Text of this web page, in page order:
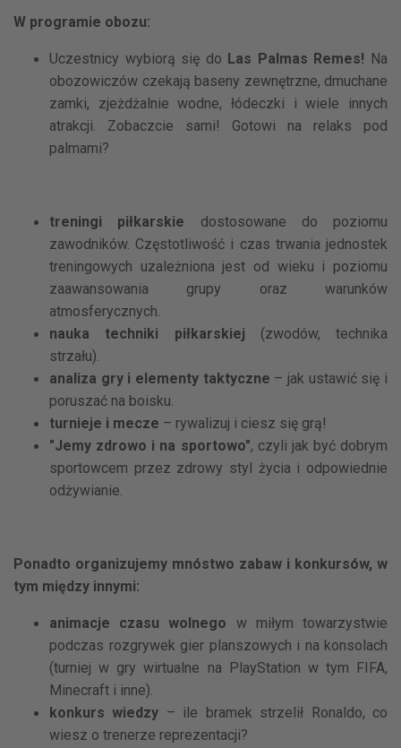
W programie obozu:
Uczestnicy wybiorą się do Las Palmas Remes! Na
obozowiczów czekają baseny zewnętrzne, dmuchane
zamki, zjeżdżalnie wodne, łódeczki i wiele innych
atrakcji. Zobaczcie sami! Gotowi na relaks pod
palmami?
treningi piłkarskie dostosowane do poziomu
zawodników. Częstotliwość i czas trwania jednostek
treningowych uzależniona jest od wieku i poziomu
zaawansowania grupy oraz warunków
atmosferycznych.
nauka techniki piłkarskiej (zwodów, technika
strzału).
analiza gry i elementy taktyczne – jak ustawić się i
poruszać na boisku.
turnieje i mecze – rywalizuj i ciesz się grą!
"Jemy zdrowo i na sportowo", czyli jak być dobrym
sportowcem przez zdrowy styl życia i odpowiednie
odżywianie.
Ponadto organizujemy mnóstwo zabaw i konkursów, w
tym między innymi:
animacje czasu wolnego w miłym towarzystwie
podczas rozgrywek gier planszowych i na konsolach
(turniej w gry wirtualne na PlayStation w tym FIFA,
Minecraft i inne).
konkurs wiedzy – ile bramek strzelił Ronaldo, co
wiesz o trenerze reprezentacji?